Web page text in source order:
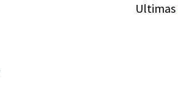
Ultimas